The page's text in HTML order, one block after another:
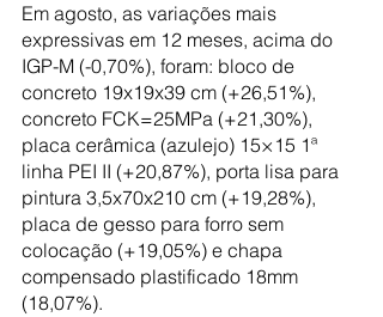
Em agosto, as variações mais
expressivas em 12 meses, acima do
IGP-M (-0,70%), foram: bloco de
concreto 19x19x39 cm (+26,51%),
concreto FCK=25MPa (+21,30%),
placa cerâmica (azulejo) 15×15 1ª
linha PEI II (+20,87%), porta lisa para
pintura 3,5x70x210 cm (+19,28%),
placa de gesso para forro sem
colocação (+19,05%) e chapa
compensado plastificado 18mm
(18,07%).